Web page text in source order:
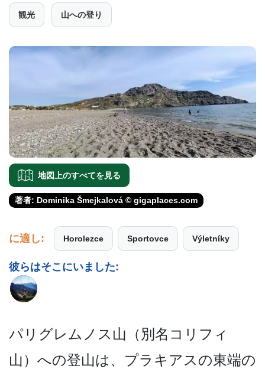
観光 山への登り
地図上のすべてを見る
著者: Dominika Šmejkalová © gigaplaces.com
に適し: Horolezce Sportovce Výletníky
彼らはそこにいました:
パリグレムノス山（別名コリ­フィ
山）への登山は、プラキアスの東端の